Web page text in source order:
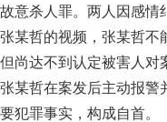
意杀人罪。两人因感情
某哲的视频，张某哲不
尚达不到认定被害人对
某哲在案发后主动报警
犯罪事实，构成自首。